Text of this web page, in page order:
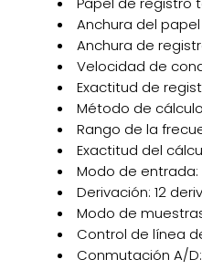
Anchura del papel
Anchura de
Velocidad de
Exactitud de
Método de
Rango de la
Exactitud del
Modo de
Derivación: 12
Modo de
Control de línea
Conmutación A/